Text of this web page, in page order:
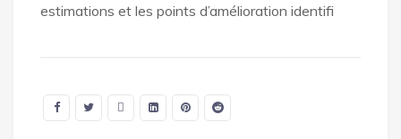
estimations et les points d’amélioration identifi